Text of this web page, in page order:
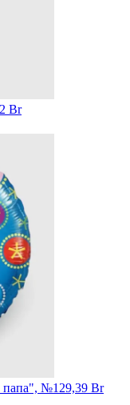
Br
№1 29,39 Br